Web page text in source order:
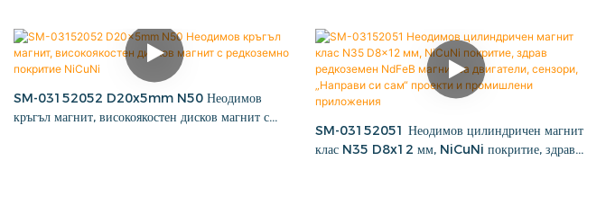
SM-03152052 D20x5mm N50 Неодимов
кръгъл магнит, високоякостен дисков магнит с
SM-03152051 Неодимов цилиндричен магнит
клас N35 D8x12 мм, NiCuNi покритие, здрав